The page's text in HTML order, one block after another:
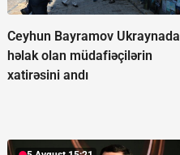
Ceyhun Bayramov Ukraynada
həlak olan müdafiəçilərin
xatirəsini andı